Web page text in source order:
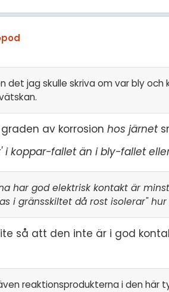
det jag skulle skriva om var bly
av korrosion hos järnet
i koppar-fallet än i bly-fallet
har god elektrisk kontakt är
i gränsskiltet då rost isolerar"
så att den inte är i god
reaktionsprodukterna i den